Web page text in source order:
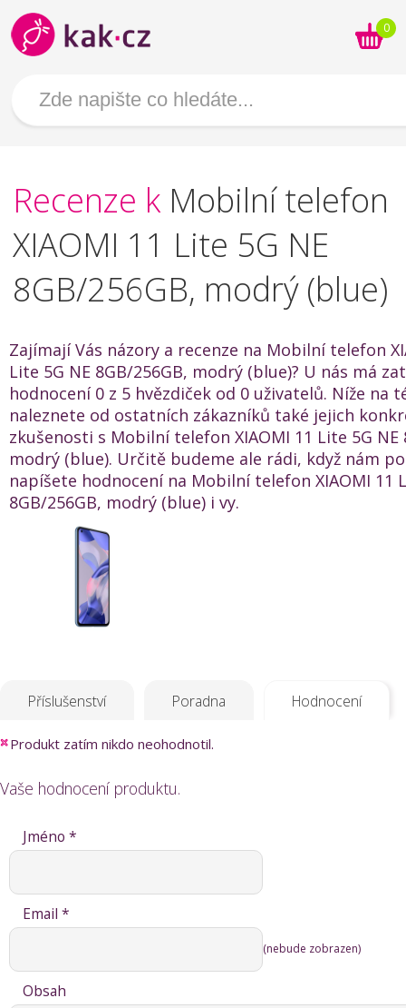
0
Recenze k Mobilní telefon
XIAOMI 11 Lite 5G NE
8GB/256GB, modrý (blue)
Zajímají Vás názory a recenze na Mobilní telefon
Lite 5G NE 8GB/256GB, modrý (blue)? U nás má
hodnocení 0 z 5 hvězdiček od 0 uživatelů. Níže na
naleznete od ostatních zákazníků také jejich
zkušenosti s Mobilní telefon XIAOMI 11 Lite 5G NE
modrý (blue). Určitě budeme ale rádi, když nám
napíšete hodnocení na Mobilní telefon XIAOMI 11
8GB/256GB, modrý (blue) i vy.
Příslušenství Poradna Hodnocení
Produkt zatím nikdo neohodnotil.
Vaše hodnocení produktu.
Jméno *
Email *
(nebude zobrazen)
Obsah